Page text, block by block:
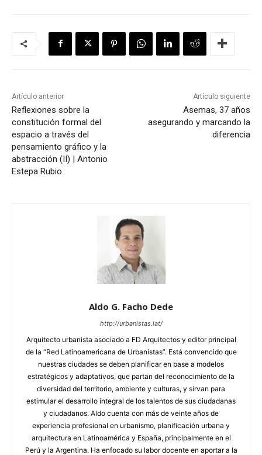
Artículo anterior
Reflexiones sobre la
constitución formal del
espacio a través del
pensamiento gráfico y la
abstracción (II) | Antonio
Estepa Rubio
Artículo siguiente
Asemas, 37 años
asegurando y marcando la
diferencia
Aldo G. Facho Dede
http://urbanistas.lat/
Arquitecto urbanista asociado a FD Arquitectos y editor principal
de la “Red Latinoamericana de Urbanistas”. Está convencido que
nuestras ciudades se deben planificar en base a modelos
estratégicos y adaptativos, que partan del reconocimiento de la
diversidad del territorio, ambiente y culturas, y sirvan para
estimular el desarrollo integral de los talentos de sus ciudadanas
y ciudadanos. Aldo cuenta con más de veinte años de
experiencia profesional en urbanismo, planificación urbana y
arquitectura en Latinoamérica y España, principalmente en el
Perú y la Argentina. Ha enfocado su labor docente en aportar a la